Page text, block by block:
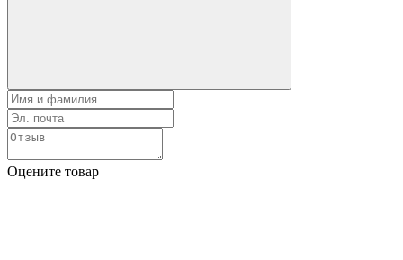
Оцените товар